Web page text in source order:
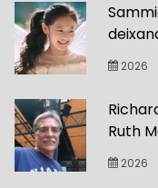
2026
Ruth
2026